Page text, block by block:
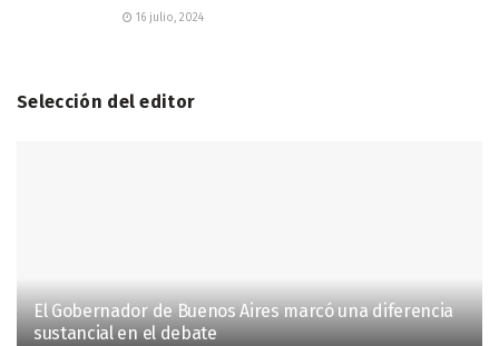
16 julio, 2024
Selección del editor
El Gobernador de Buenos Aires marcó una diferencia
sustancial en el debate